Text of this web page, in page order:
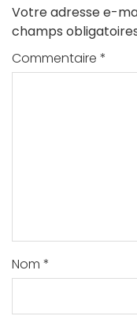
Votre adresse e-
champs
Commentaire *
Nom *